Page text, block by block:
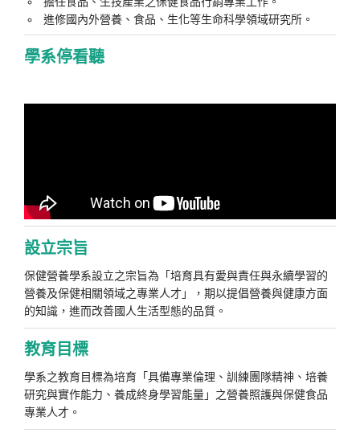
進修國內外營養、食品、生化等生命科學領域研究所。
學系停看聽
設立宗旨
保健營養學系設立之宗旨為「培育具有愛與責任與永續學習的
營養及保健相關領域之專業人才」，期以提倡營養與健康方面
的知識，進而改善國人生活型態的品質。
教育目標
學系之教育目標為培育「具備專業倫理、訓練團隊精神、培養
研究與實作能力、養成終身學習能量」之營養照護與保健食品
專業人才。